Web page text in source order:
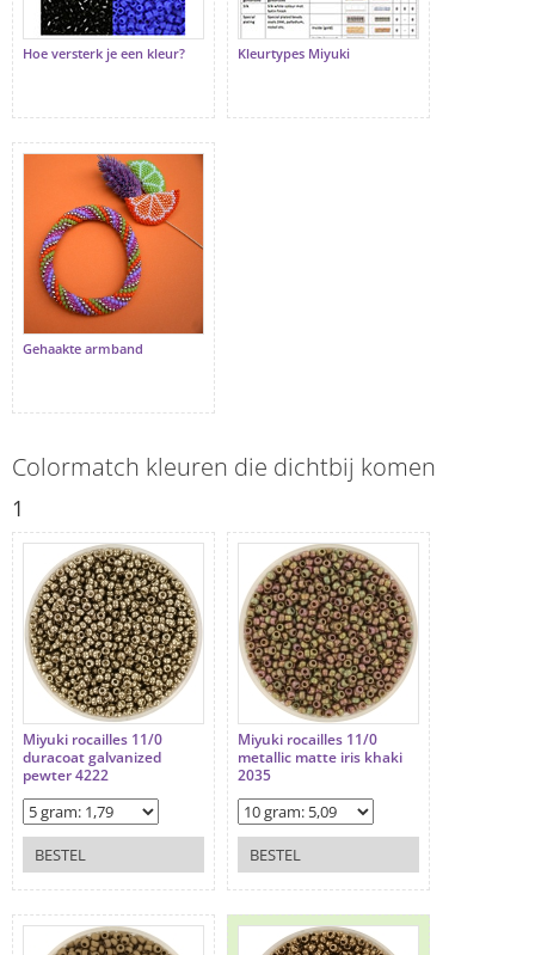
Hoe versterk je een kleur? Kleurtypes Miyuki
Gehaakte armband
Colormatch kleuren die dichtbij komen
1
Miyuki rocailles 11/0
duracoat galvanized
pewter 4222
BESTEL
Miyuki rocailles 11/0
metallic matte iris khaki
2035
BESTEL